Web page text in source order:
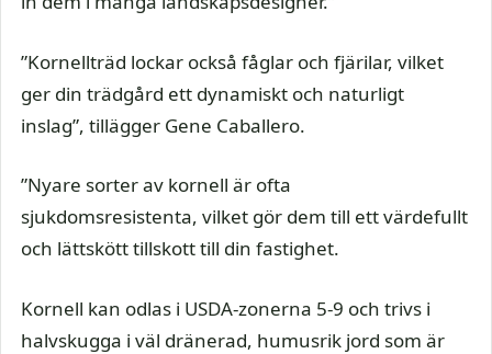
”Kornellträd lockar också fåglar och fjärilar, vilket
ger din trädgård ett dynamiskt och naturligt
inslag”, tillägger Gene Caballero.
”Nyare sorter av kornell är ofta
sjukdomsresistenta, vilket gör dem till ett värdefullt
och lättskött tillskott till din fastighet.
Kornell kan odlas i USDA-zonerna 5-9 och trivs i
halvskugga i väl dränerad, humusrik jord som är